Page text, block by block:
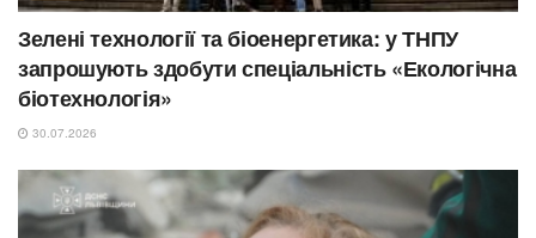
Зелені технології та біоенергетика: у ТНПУ
запрошують здобути спеціальність «Екологічна
біотехнологія»
30.07.2026